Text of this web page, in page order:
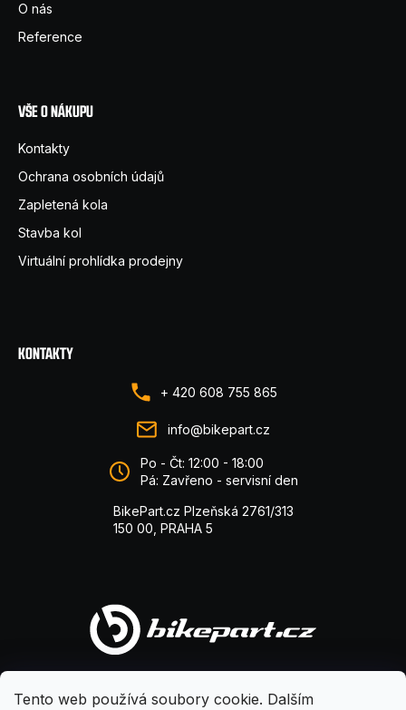
Tento web používá soubory cookie. Dalším
O nás
Reference
VŠE O NÁKUPU
Kontakty
Ochrana osobních údajů
Zapletená kola
Stavba kol
Virtuální prohlídka prodejny
KONTAKTY
+ 420 608 755 865
info@bikepart.cz
Po - Čt: 12:00 - 18:00
Pá: Zavřeno - servisní den
BikePart.cz Plzeňská 2761/313
150 00, PRAHA 5